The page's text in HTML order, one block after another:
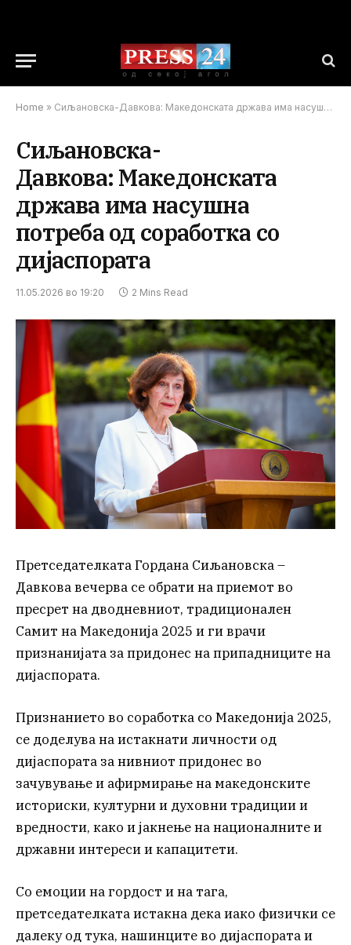
Home » Сиљановска-Давкова: Македонската држава има насушна потреба од соработка со дијаспората
Сиљановска-
Давкова: Македонската
држава има насушна
потреба од соработка со
дијаспората
11.05.2026 во 19:20 2 Mins Read
Претседателката Гордана Сиљановска –
Давкова вечерва се обрати на приемот во
пресрет на дводневниот, традиционален
Самит на Македонија 2025 и ги врачи
признанијата за придонес на припадниците на
дијаспората.
Признанието во соработка со Македонија 2025,
се доделува на истакнати личности од
дијаспората за нивниот придонес во
зачувување и афирмирање на македонските
историски, културни и духовни традиции и
вредности, како и јакнење на националните и
државни интереси и капацитети.
Со емоции на гордост и на тага,
претседателката истакна дека иако физички се
далеку од тука, нашинците во дијаспората и